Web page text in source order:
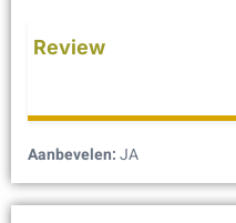
Review
Aanbevelen:JA